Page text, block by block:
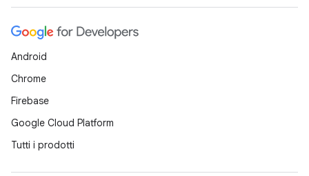
Android
Chrome
Firebase
Google Cloud Platform
Tutti i prodotti